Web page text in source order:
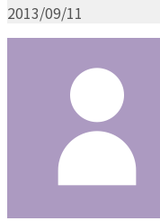
2013/09/11